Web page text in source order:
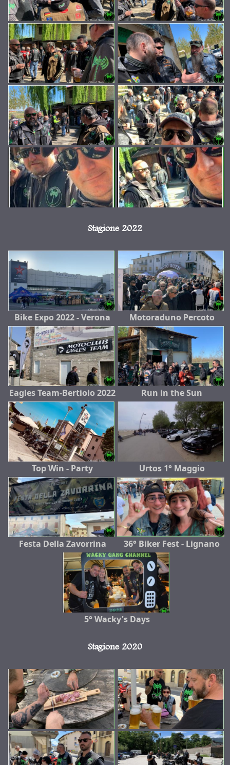
Stagione 2022
Bike Expo 2022 - Verona Motoraduno Percoto
Eagles Team-Bertiolo 2022 Run in the Sun
Top Win - Party Urtos 1° Maggio
Festa Della Zavorrina 36° Biker Fest - Lignano
5° Wacky's Days
Stagione 2020